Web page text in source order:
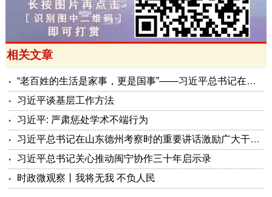
相关文章
“老百姓的生活是家事，更是国事”——习近平总书记在上海考察纪实
习近平谈基层工作方法
习近平: 严肃惩处学术不端行为
习近平总书记在山东德州考察时的重要讲话激励广大干部群众真抓实干向未来
习近平总书记关心推动闽宁协作三十年启示录
时政微观察丨我将无我 不负人民